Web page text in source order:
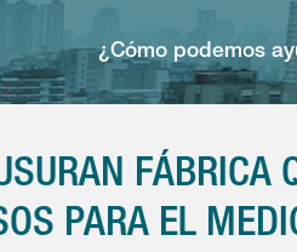
¿Cómo podemos
FÁBRICA
PARA EL